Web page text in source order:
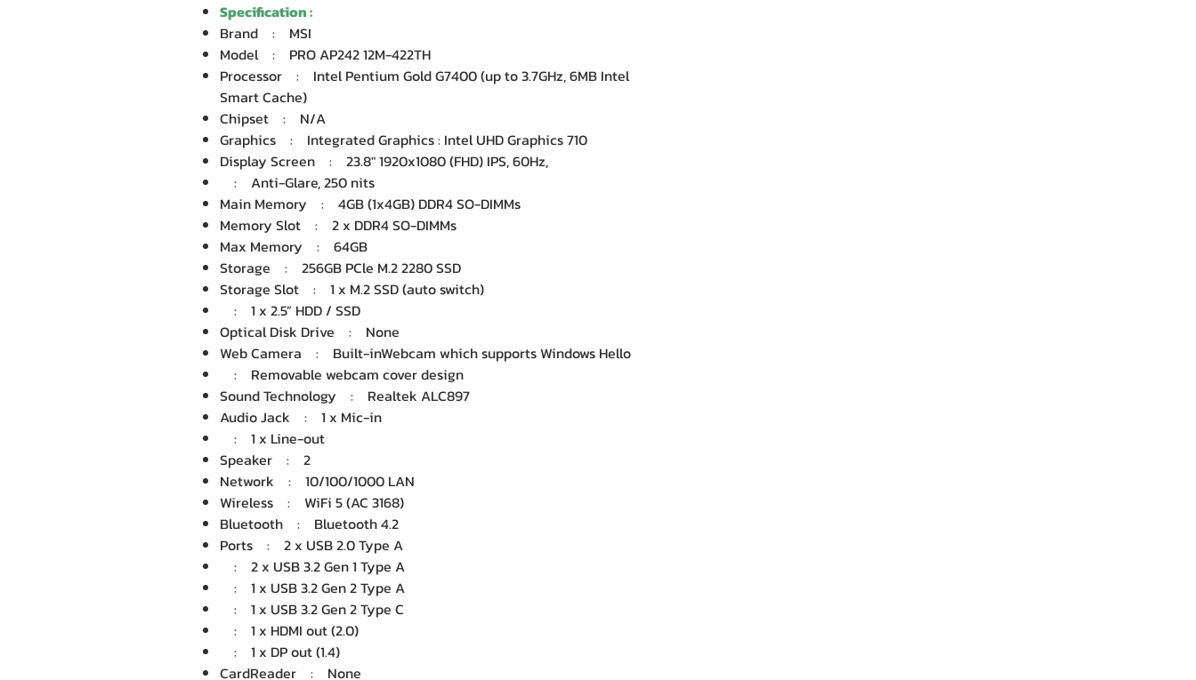
Specification :
Brand : MSI
Model : PRO AP242 12M-422TH
Processor : Intel Pentium Gold G7400 (up to 3.7GHz, 6MB Intel
Smart Cache)
Chipset : N/A
Graphics : Integrated Graphics : Intel UHD Graphics 710
Display Screen : 23.8" 1920x1080 (FHD) IPS, 60Hz,
: Anti-Glare, 250 nits
Main Memory : 4GB (1x4GB) DDR4 SO-DIMMs
Memory Slot : 2 x DDR4 SO-DIMMs
Max Memory : 64GB
Storage : 256GB PCle M.2 2280 SSD
Storage Slot : 1 x M.2 SSD (auto switch)
: 1 x 2.5” HDD / SSD
Optical Disk Drive : None
Web Camera : Built-inWebcam which supports Windows Hello
: Removable webcam cover design
Sound Technology : Realtek ALC897
Audio Jack : 1 x Mic-in
: 1 x Line-out
Speaker : 2
Network : 10/100/1000 LAN
Wireless : WiFi 5 (AC 3168)
Bluetooth : Bluetooth 4.2
Ports : 2 x USB 2.0 Type A
: 2 x USB 3.2 Gen 1 Type A
: 1 x USB 3.2 Gen 2 Type A
: 1 x USB 3.2 Gen 2 Type C
: 1 x HDMI out (2.0)
: 1 x DP out (1.4)
CardReader : None